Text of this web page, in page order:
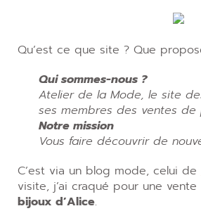
Qu’est ce que site ? Que
Qui sommes-nous ?
Atelier de la Mode, le site
ses membres des ventes
Notre mission
Vous faire découvrir de
C’est via un blog mode, celui de
visite, j’ai craqué pour une
bijoux d’Alice.